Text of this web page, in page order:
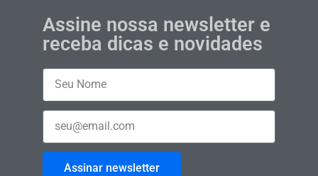
Assine nossa newsletter e
receba dicas e novidades
Assinar newsletter